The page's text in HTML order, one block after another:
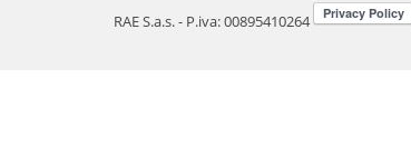
RAE S.a.s. - P.iva: 00895410264